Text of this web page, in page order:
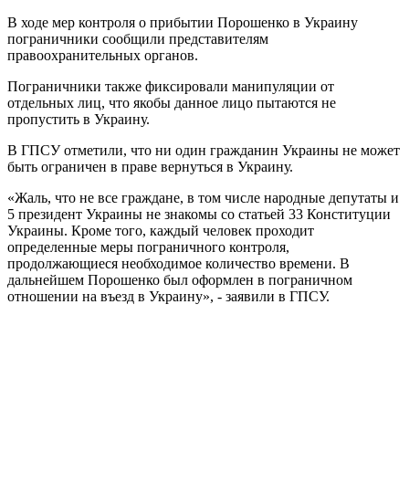
В ходе мер контроля о прибытии Порошенко в Украину
пограничники сообщили представителям
правоохранительных органов.
Пограничники также фиксировали манипуляции от
отдельных лиц, что якобы данное лицо пытаются не
пропустить в Украину.
В ГПСУ отметили, что ни один гражданин Украины не может
быть ограничен в праве вернуться в Украину.
«Жаль, что не все граждане, в том числе народные депутаты и
5 президент Украины не знакомы со статьей 33 Конституции
Украины. Кроме того, каждый человек проходит
определенные меры пограничного контроля,
продолжающиеся необходимое количество времени. В
дальнейшем Порошенко был оформлен в пограничном
отношении на въезд в Украину», - заявили в ГПСУ.